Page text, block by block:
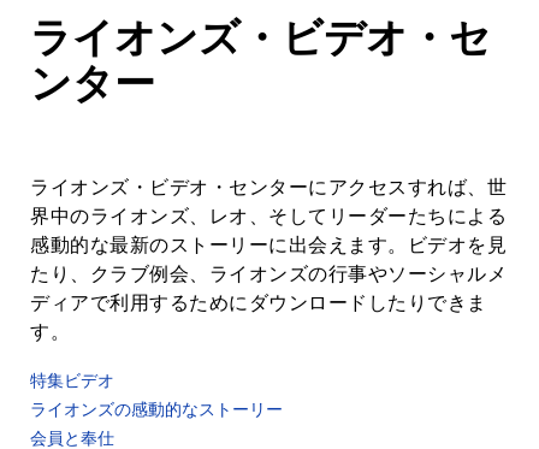
ライオンズ・ビデオ・セ
ンター
ライオンズ・ビデオ・センターにアクセスすれば、世
界中のライオンズ、レオ、そしてリーダーたちによる
感動的な最新のストーリーに出会えます。ビデオを見
たり、クラブ例会、ライオンズの行事やソーシャルメ
ディアで利用するためにダウンロードしたりできま
す。
特集ビデオ
ライオンズの感動的なストーリー
会員と奉仕